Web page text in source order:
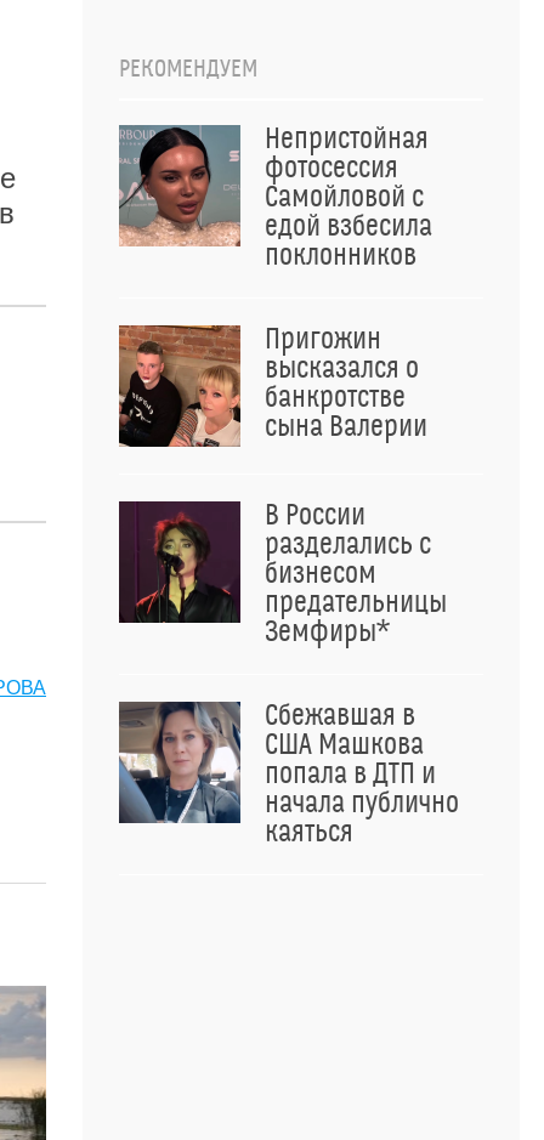
РЕКОМЕНДУЕМ
Непристойная
фотосессия
Самойловой с
едой взбесила
поклонников
Пригожин
высказался о
банкротстве
сына Валерии
В России
разделались с
бизнесом
предательницы
Земфиры*
Сбежавшая в
США Машкова
попала в ДТП и
начала публично
каяться